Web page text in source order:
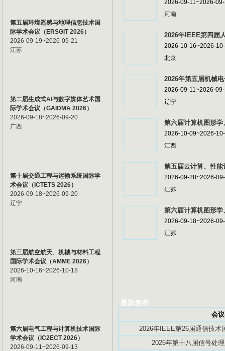
第五届环境遥感与地理信息技术国
际学术会议（ERSGIT 2026）
2026-09-19~2026-09-21
江苏
第二届生成式AI与数字媒体艺术国
际学术会议（GAIDMA 2026）
2026-09-18~2026-09-20
广西
第十届交通工程与运输系统国际学
术会议（ICTETS 2026）
2026-09-18~2026-09-20
辽宁
第三届航空航天、机械与材料工程
国际学术会议（AMME 2026）
2026-10-16~2026-10-18
河南
第六届电气工程与计算机技术国际
学术会议（IC2ECT 2026）
2026-09-11~2026-09-13
2026-09-11~2026-
河南
2026年IEEE第四届
2026-10-16~2026-
北京
2026年第五届机械
2026-09-11~2026-
辽宁
第六届计算机图形
2026-10-09~2026-
江西
第五届云计算、性
2026-09-28~2026-
江苏
第六届计算机图形
2026-09-18~2026-
江苏
最新发布
会
2026年IEEE第26届通信技术
2026年第十八届信号处